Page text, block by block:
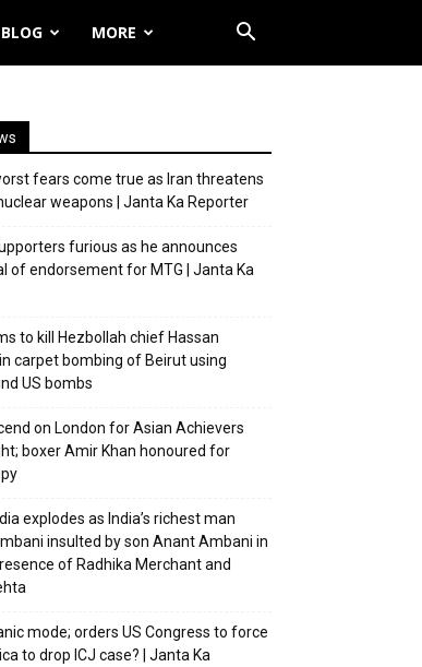
BLOG MORE
fears come true as Iran threatens
weapons | Janta Ka Reporter
furious as he announces
of endorsement for MTG | Janta Ka
to kill Hezbollah chief Hassan
carpet bombing of Beirut using
US bombs
on London for Asian Achievers
boxer Amir Khan honoured for
explodes as India’s richest man
insulted by son Anant Ambani in
of Radhika Merchant and
mode; orders US Congress to force
to drop ICJ case? | Janta Ka